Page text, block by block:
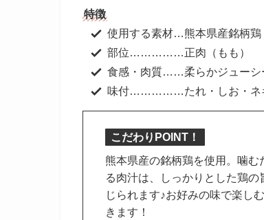
特徴
使用する素材…熊本県産銘柄鶏
部位……………正肉（もも）
食感・肉質……柔らかジューシ
味付……………たれ・しお・ネ
こだわりPOINT！
熊本県産の銘柄鶏を使用。噛む
る肉汁は、しっかりとした鶏の
じられます♪お好みの味で楽し
きます！